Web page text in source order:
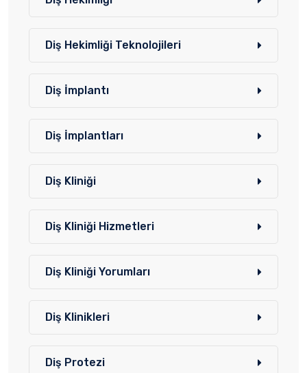
Diş Hekimliği Teknolojileri
Diş İmplantı
Diş İmplantları
Diş Kliniği
Diş Kliniği Hizmetleri
Diş Kliniği Yorumları
Diş Klinikleri
Diş Protezi